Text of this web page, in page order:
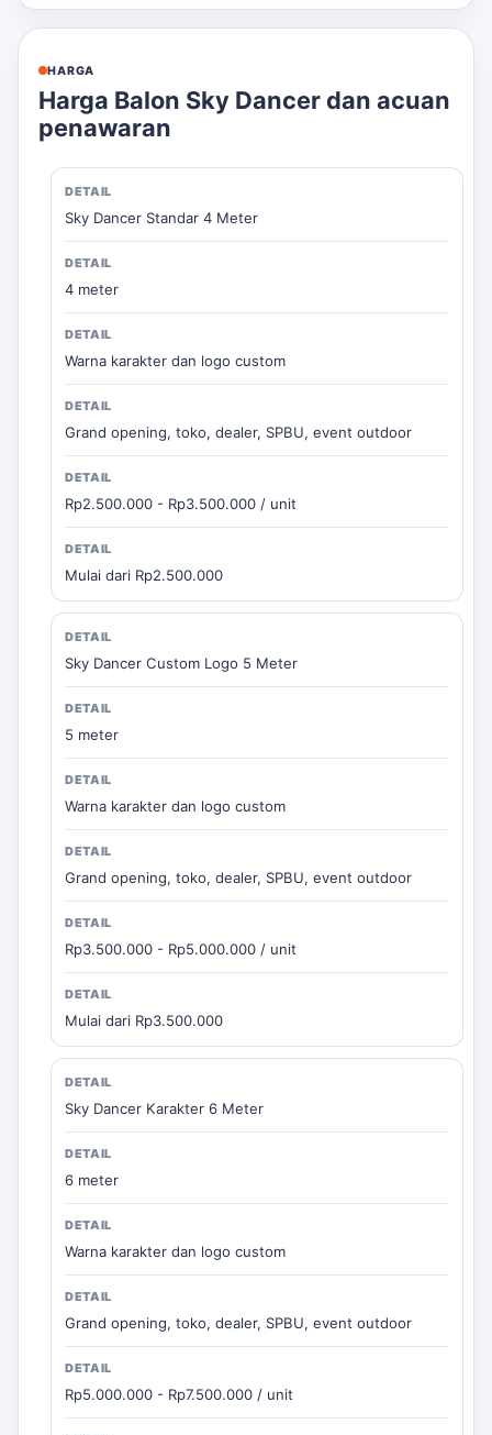
HARGA
Harga Balon Sky Dancer dan acuan
penawaran
Sky Dancer Standar 4 Meter
4 meter
Warna karakter dan logo custom
Grand opening, toko, dealer, SPBU, event outdoor
Rp2.500.000 - Rp3.500.000 / unit
Mulai dari Rp2.500.000
Sky Dancer Custom Logo 5 Meter
5 meter
Warna karakter dan logo custom
Grand opening, toko, dealer, SPBU, event outdoor
Rp3.500.000 - Rp5.000.000 / unit
Mulai dari Rp3.500.000
Sky Dancer Karakter 6 Meter
6 meter
Warna karakter dan logo custom
Grand opening, toko, dealer, SPBU, event outdoor
Rp5.000.000 - Rp7.500.000 / unit